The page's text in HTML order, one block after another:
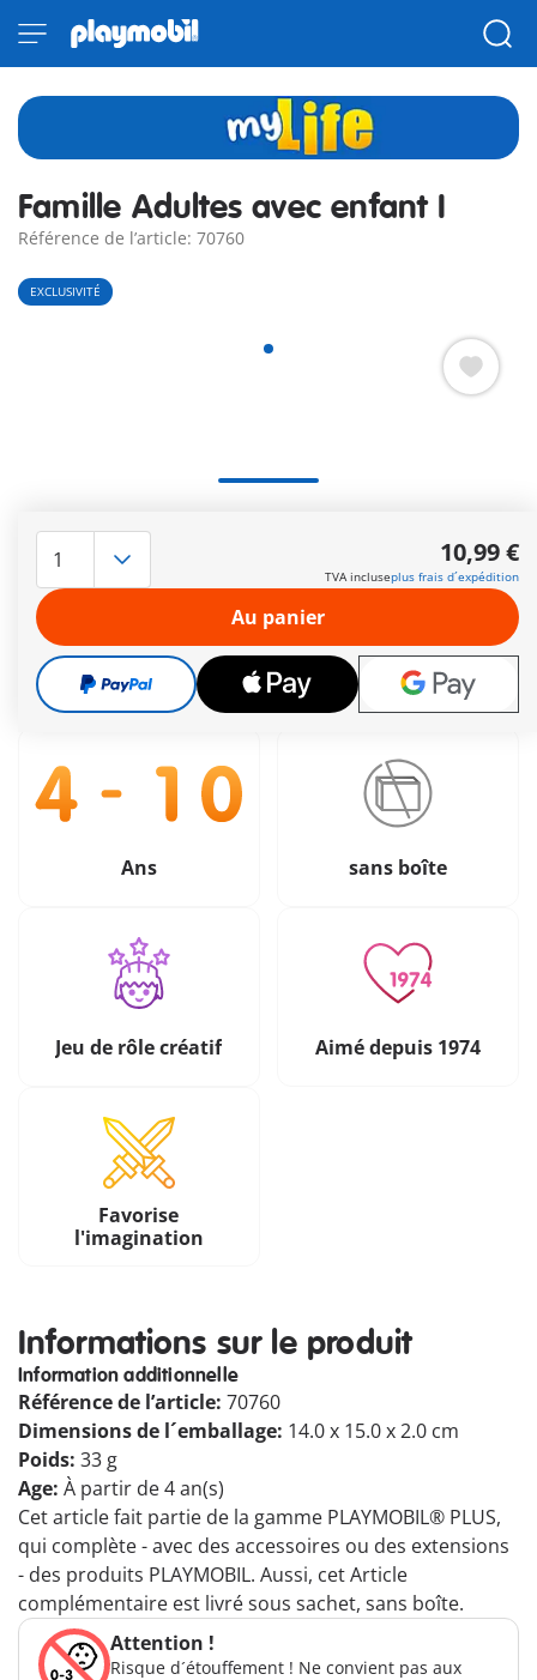
Famille Adultes avec enfant I
Référence de l’article: 70760
EXCLUSIVITÉ
Le délai de livraison est actuellement de 2 à 4 jours
ouvrés
Livraison gratuite à partir de 40 €
10,99 €
TVA incluseplus frais d´expédition
10,99 €
TVA incluseplus frais d´expédition
Au panier
Ans sans boîte
Jeu de rôle créatif Aimé depuis 1974
Favorise
l'imagination
Informations sur le produit
Information additionnelle
Référence de l’article: 70760
Dimensions de l´emballage: 14.0 x 15.0 x 2.0 cm
Poids: 33 g
Age: À partir de 4 an(s)
Cet article fait partie de la gamme PLAYMOBIL® PLUS,
qui complète - avec des accessoires ou des extensions
- des produits PLAYMOBIL. Aussi, cet Article
complémentaire est livré sous sachet, sans boîte.
Attention !
Risque d´étouffement ! Ne convient pas aux